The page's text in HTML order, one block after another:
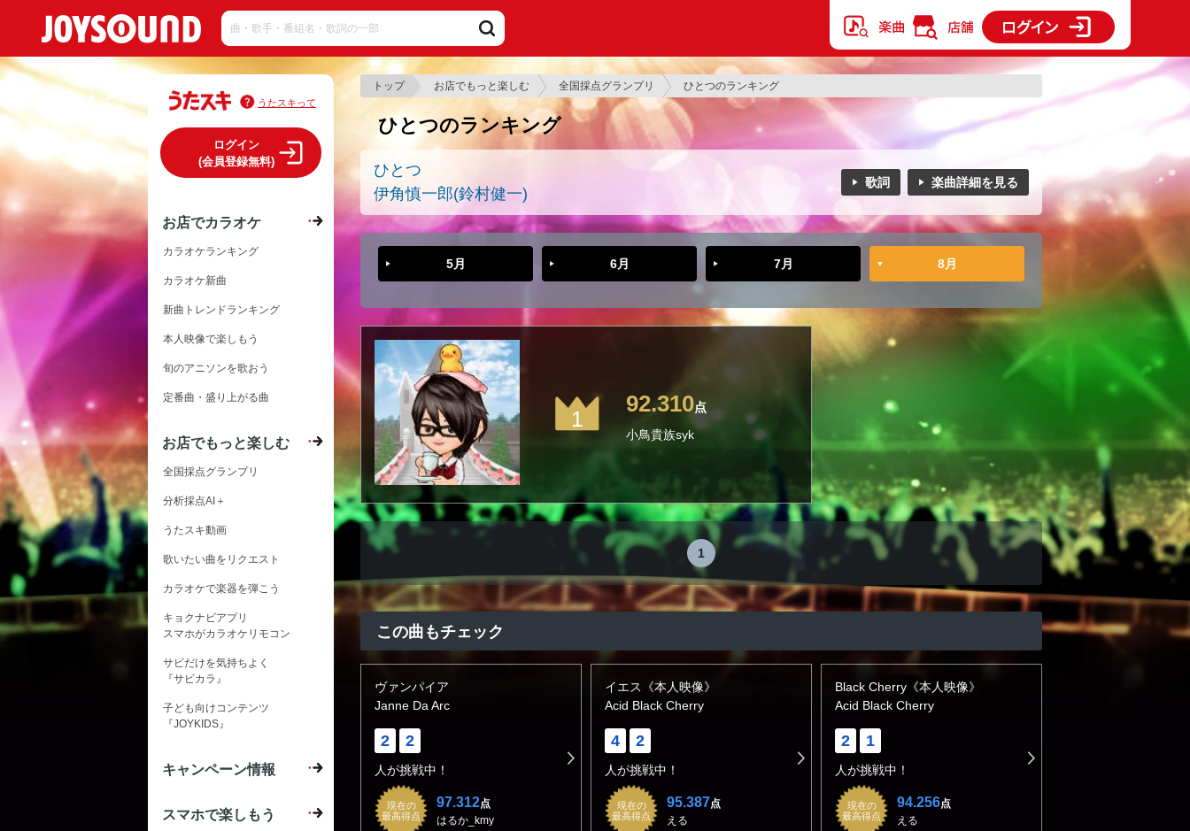
トップ お店でもっと楽しむ 全国採点グランプリ ひとつのランキング
ひとつのランキング
ひとつ
伊角慎一郎(鈴村健一)
歌詞 楽曲詳細を見る
5月 6月 7月 8月
1
92.310点
小鳥貴族syk
1
この曲もチェック
ヴァンパイア
Janne Da Arc
2 2
人が挑戦中！
現在の
最高得点
97.312点
はるか_kmy
イエス《本人映像》
Acid Black Cherry
4 2
人が挑戦中！
現在の
最高得点
95.387点
える
Black Cherry《本人映像》
Acid Black Cherry
2 1
人が挑戦中！
現在の
最高得点
94.256点
える
うたスキって
ログイン
(会員登録無料)
お店でカラオケ
カラオケランキング
カラオケ新曲
新曲トレンドランキング
本人映像で楽しもう
旬のアニソンを歌おう
定番曲・盛り上がる曲
お店でもっと楽しむ
全国採点グランプリ
分析採点AI＋
うたスキ動画
歌いたい曲をリクエスト
カラオケで楽器を弾こう
キョクナビアプリ
スマホがカラオケリモコン
サビだけを気持ちよく
『サビカラ』
子ども向けコンテンツ
『JOYKIDS』
キャンペーン情報
スマホで楽しもう